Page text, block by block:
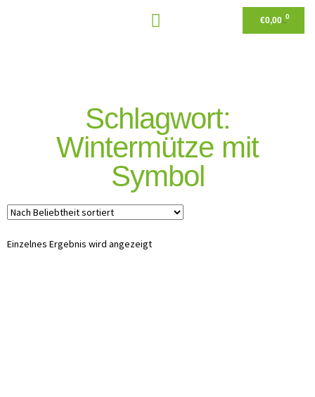
€0,00 0
Schlagwort:
Wintermütze mit
Symbol
Einzelnes Ergebnis wird angezeigt